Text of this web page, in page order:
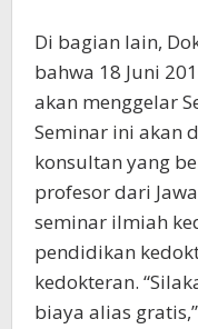
Di bagian lain,
bahwa 18 Juni
akan menggelar
Seminar ini akan
konsultan yang
profesor dari
seminar ilmiah
pendidikan
kedokteran.
biaya alias